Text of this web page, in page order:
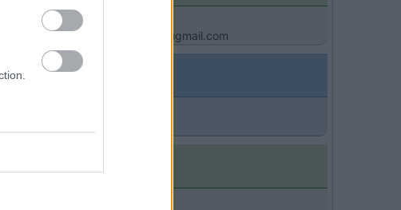
la mia email raffaele.bicciato@gmail.com